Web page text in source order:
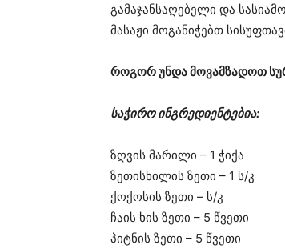
გამაჯანსაღებელი და
მასაჟი მოგანიჭებთ
როგორ უნდა მოვამზადოთ
საჭირო ინგრედიენტებია:
ზღვის მარილი – 1 ჭიქა
ზეთისხილის ზეთი – 1 ს/კ
ქოქოსის ზეთი – ს/კ
ჩაის ხის ზეთი – 5 წვეთი
პიტნის ზეთი – 5 წვეთი